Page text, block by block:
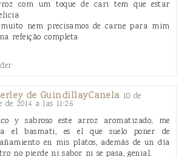
com um toque de cari tem que estar
muito nem precisamos de carne para mim
refeição completa
de GuindillayCanela 10 de
de 2014 a las 11:26
y sabroso este arroz aromatizado, me
el basmati, es el que suelo poner de
en mis platos, además de un día
no pierde ni sabor ni se pasa, genial.